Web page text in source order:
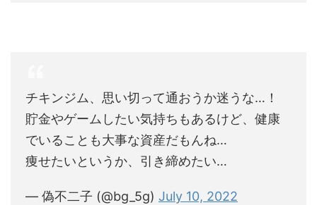
チキンジム、思い切って通おうか迷うな…！
貯金やゲームしたい気持ちもあるけど、健康
でいることも大事な資産だもんね…
痩せたいというか、引き締めたい…
— 偽不二子 (@bg_5g) July 10, 2022